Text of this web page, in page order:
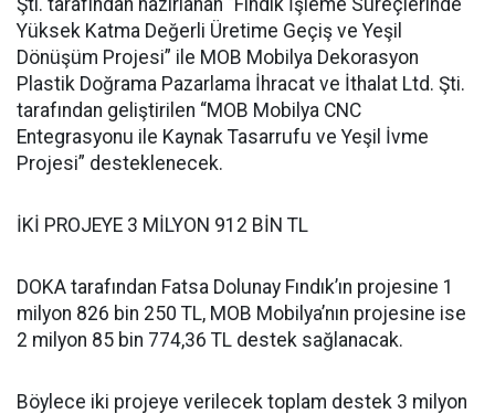
Şti. tarafından hazırlanan “Fındık İşleme Süreçlerinde
Yüksek Katma Değerli Üretime Geçiş ve Yeşil
Dönüşüm Projesi” ile MOB Mobilya Dekorasyon
Plastik Doğrama Pazarlama İhracat ve İthalat Ltd. Şti.
tarafından geliştirilen “MOB Mobilya CNC
Entegrasyonu ile Kaynak Tasarrufu ve Yeşil İvme
Projesi” desteklenecek.
İKİ PROJEYE 3 MİLYON 912 BİN TL
DOKA tarafından Fatsa Dolunay Fındık’ın projesine 1
milyon 826 bin 250 TL, MOB Mobilya’nın projesine ise
2 milyon 85 bin 774,36 TL destek sağlanacak.
Böylece iki projeye verilecek toplam destek 3 milyon